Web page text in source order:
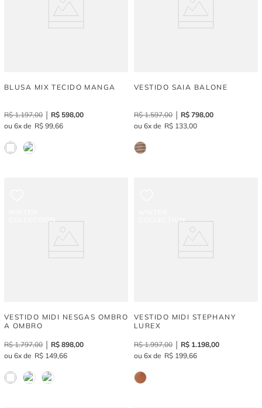
BLUSA MIX TECIDO MANGA
R$ 1.197,00 R$ 598,00
6
R$ 99,66
VESTIDO SAIA BALONE
R$ 1.597,00 R$ 798,00
6
R$ 133,00
VESTIDO MIDI NESGAS OMBRO
A OMBRO
R$ 1.797,00 R$ 898,00
6
R$ 149,66
VESTIDO MIDI STEPHANY
LUREX
R$ 1.997,00 R$ 1.198,00
6
R$ 199,66